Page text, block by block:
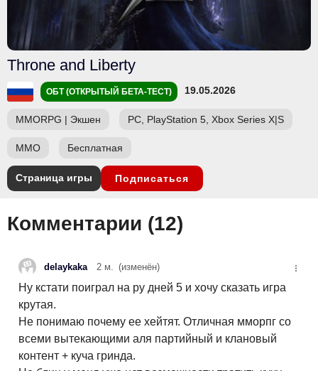
Throne and Liberty
ОБТ (ОТКРЫТЫЙ БЕТА-ТЕСТ) 19.05.2026
MMORPG | Экшен PC, PlayStation 5, Xbox Series X|S
ММО Бесплатная
Страница игры Подписаться
Комментарии (12)
delaykaka 2 м. (изменён)
Ну кстати поиграл на ру дней 5 и хочу сказать игра
крутая.
Не понимаю почему ее хейтят. Отличная мморпг со
всеми вытекающими аля партийный и клановый
контент + куча гринда.